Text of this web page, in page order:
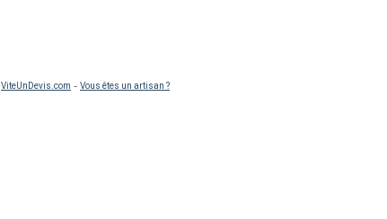
ViteUnDevis.com - Vous êtes un artisan ?